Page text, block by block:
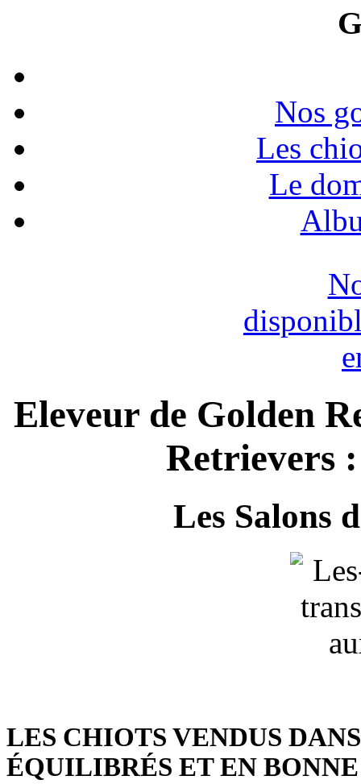
Nos
Les
Le
Eleveur de Golden
Retrievers
Les Salons
LES CHIOTS VENDUS
ÉQUILIBRÉS ET EN